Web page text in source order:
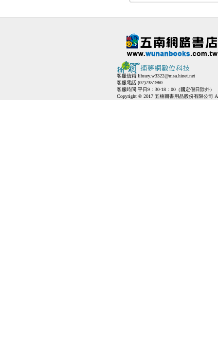
客服信箱:library.w3322@msa.hinet.net
客服電話:(07)2351960
客服時間:平日9：30-18：00（國定假日除外）
Copyright © 2017 五楠圖書用品股份有限公司